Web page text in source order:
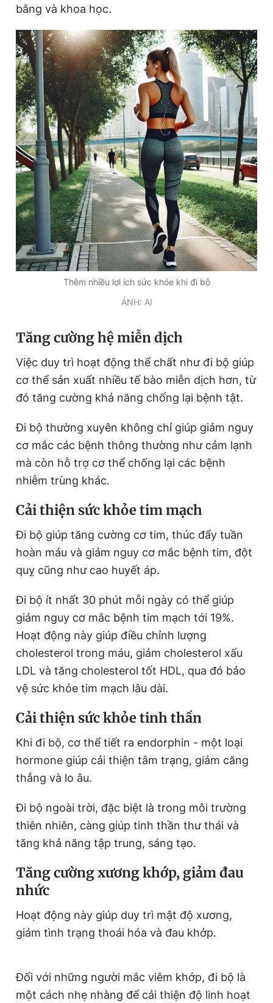
Hotline
0906 645 777
Liên hệ quảng cáo
0908 780 404
Đặt báo Quảng cáo RSS Tòa soạn Chính sách bảo
Tổng biên tập: Nguyễn Ngọc Toàn
Phó tổng biên tập thường trực: Hải Thành
Phó tổng biên tập: Lâm Hiếu Dũng
Phó tổng biên tập: Trần Việt Hưng
Tổng thư ký tòa soạn: Đức Trung
Giấy phép xuất bản số 110/GP - BTTTT cấp ngày 24.3.2020
© 2003-2026 Bản quyền thuộc về Báo Thanh Niên. Cấm sao
chép dưới mọi hình thức nếu không có sự chấp thuận bằng văn
bản. Phát triển bởi ePi Technologies, JSC.
bằng và khoa học.
Thêm nhiều lợi ích sức khỏe khi đi bộ
ẢNH: AI
Tăng cường hệ miễn dịch
Việc duy trì hoạt động thể chất như đi bộ giúp
cơ thể sản xuất nhiều tế bào miễn dịch hơn, từ
đó tăng cường khả năng chống lại bệnh tật.
Đi bộ thường xuyên không chỉ giúp giảm nguy
cơ mắc các bệnh thông thường như cảm lạnh
mà còn hỗ trợ cơ thể chống lại các bệnh
nhiễm trùng khác.
Cải thiện sức khỏe tim mạch
Đi bộ giúp tăng cường cơ tim, thúc đẩy tuần
hoàn máu và giảm nguy cơ mắc bệnh tim, đột
quỵ cũng như cao huyết áp.
Đi bộ ít nhất 30 phút mỗi ngày có thể giúp
giảm nguy cơ mắc bệnh tim mạch tới 19%.
Hoạt động này giúp điều chỉnh lượng
cholesterol trong máu, giảm cholesterol xấu
LDL và tăng cholesterol tốt HDL, qua đó bảo
vệ sức khỏe tim mạch lâu dài.
Cải thiện sức khỏe tinh thần
Khi đi bộ, cơ thể tiết ra endorphin - một loại
hormone giúp cải thiện tâm trạng, giảm căng
thẳng và lo âu.
Đi bộ ngoài trời, đặc biệt là trong môi trường
thiên nhiên, càng giúp tinh thần thư thái và
tăng khả năng tập trung, sáng tạo.
Tăng cường xương khớp, giảm đau
nhức
Hoạt động này giúp duy trì mật độ xương,
giảm tình trạng thoái hóa và đau khớp.
Đối với những người mắc viêm khớp, đi bộ là
một cách nhẹ nhàng để cải thiện độ linh hoạt